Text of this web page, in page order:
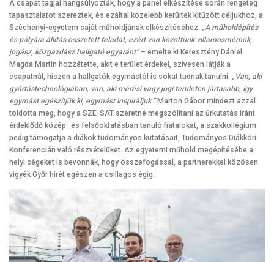
A csapat tagjai hangsúlyozták, hogy a panel elkészítése során rengeteg
tapasztalatot szereztek, és ezáltal közelebb kerültek kitűzött céljukhoz, a
Széchenyi-egyetem saját műholdjának elkészítéséhez. „A műholdépítés
és pályára állítás összetett feladat, ezért van közöttünk villamosmérnök,
jogász, közgazdász hallgató egyaránt”– emelte ki Keresztény Dániel.
Magda Martin hozzátette, akit e terület érdekel, szívesen látják a
csapatnál, hiszen a hallgatók egymástól is sokat tudnak tanulni: „Van, aki
gyártástechnológiában, van, aki mérési vagy jogi területen jártasabb, így
egymást egészítjük ki, egymást inspiráljuk.”Marton Gábor mindezt azzal
toldotta meg, hogy a SZE-SAT szeretné megszólítani az űrkutatás iránt
érdeklődő közép- és felsőoktatásban tanuló fiatalokat, a szakkollégium
pedig támogatja a diákok tudományos kutatásait, Tudományos Diákköri
Konferencián való részvételüket. Az egyetemi műhold megépítésébe a
helyi cégeket is bevonnák, hogy összefogással, a partnerekkel közösen
vigyék Győr hírét egészen a csillagos égig.